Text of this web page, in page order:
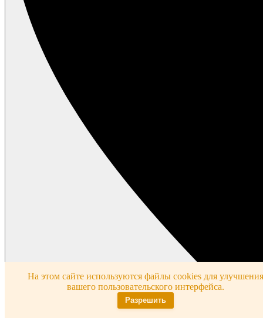
На этом сайте используются файлы cookies для улучшения
вашего пользовательского интерфейса.
Разрешить